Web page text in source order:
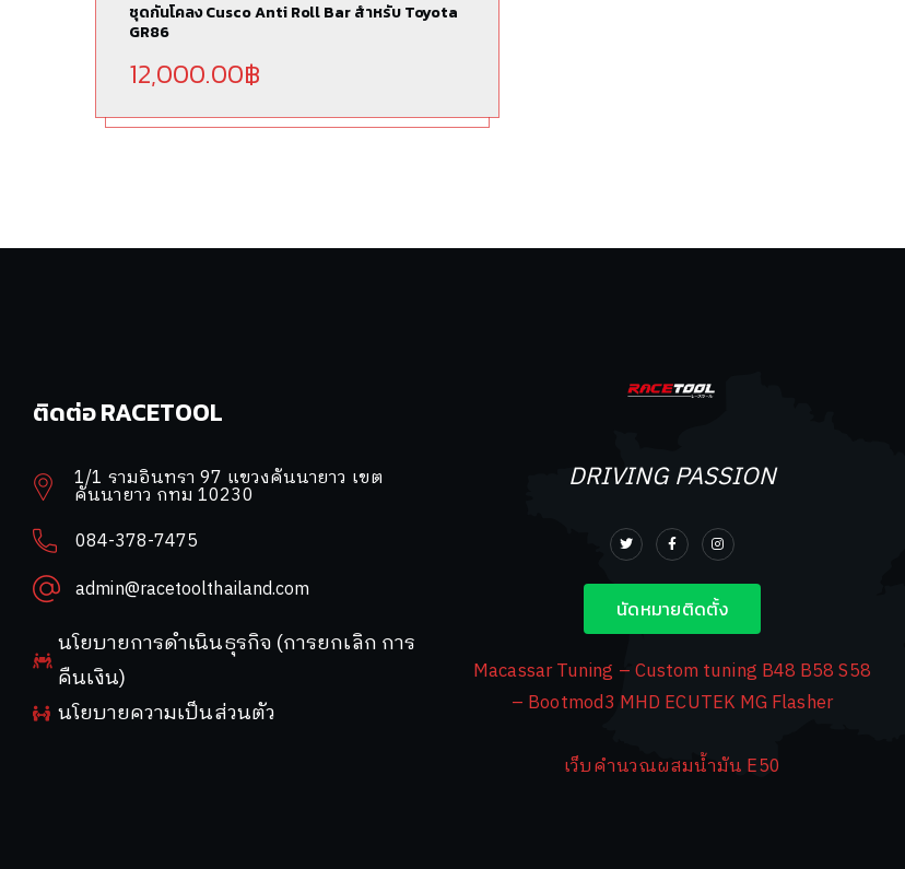
ชุดกันโคลง Cusco Anti Roll Bar สำหรับ Toyota
GR86
12,000.00฿
ติดต่อ RACETOOL
1/1 รามอินทรา 97 แขวงคันนายาว เขต
คันนายาว กทม 10230
084-378-7475
admin@racetoolthailand.com
นโยบายการดำเนินธุรกิจ (การยกเลิก การ
คืนเงิน)
นโยบายความเป็นส่วนตัว
DRIVING PASSION
นัดหมายติดตั้ง
Macassar Tuning – Custom tuning B48 B58 S58
– Bootmod3 MHD ECUTEK MG Flasher
เว็บคำนวณผสมน้ำมัน E50